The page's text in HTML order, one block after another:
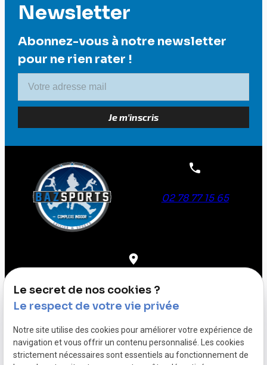
Newsletter
Abonnez-vous à notre newsletter
pour ne rien rater !
02 78 77 15 65
17 Rue d'Athis 61100 Flers
SIRET :
84518348200015
Mentions légales
Le secret de nos cookies ?
Le respect de votre vie privée
Notre site utilise des cookies pour améliorer votre expérience de
navigation et vous offrir un contenu personnalisé. Les cookies
strictement nécessaires sont essentiels au fonctionnement de